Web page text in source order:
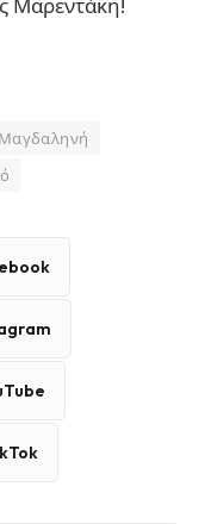
Μαρεντάκη!